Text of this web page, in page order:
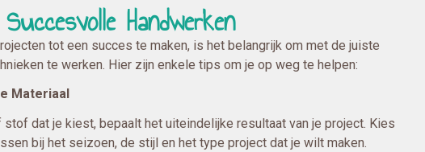
Handwerken
tot een succes te maken, is het belangrijk om met de juiste
te werken. Hier zijn enkele tips om je op weg te helpen:
Materiaal
stof dat je kiest, bepaalt het uiteindelijke resultaat van je project. Kies
bij het seizoen, de stijl en het type project dat je wilt maken.